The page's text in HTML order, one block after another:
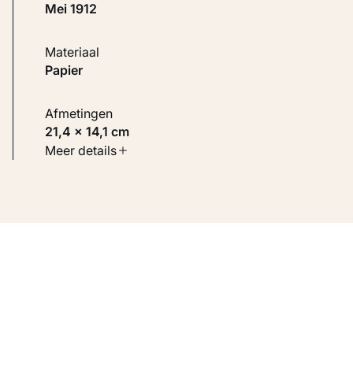
mei 1912
Materiaal
Papier
Afmetingen
21,4 × 14,1 cm
Soort werk
Meer details